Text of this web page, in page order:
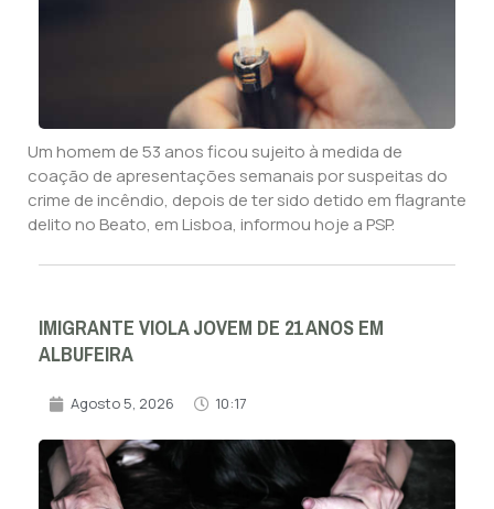
Um homem de 53 anos ficou sujeito à medida de
coação de apresentações semanais por suspeitas do
crime de incêndio, depois de ter sido detido em flagrante
delito no Beato, em Lisboa, informou hoje a PSP.
IMIGRANTE VIOLA JOVEM DE 21 ANOS EM
ALBUFEIRA
Agosto 5, 2026 10:17